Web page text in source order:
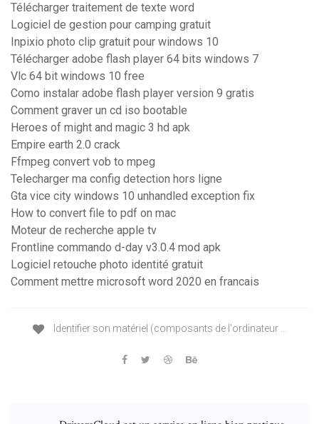
Télécharger traitement de texte word
Logiciel de gestion pour camping gratuit
Inpixio photo clip gratuit pour windows 10
Télécharger adobe flash player 64 bits windows 7
Vlc 64 bit windows 10 free
Como instalar adobe flash player version 9 gratis
Comment graver un cd iso bootable
Heroes of might and magic 3 hd apk
Empire earth 2.0 crack
Ffmpeg convert vob to mpeg
Telecharger ma config detection hors ligne
Gta vice city windows 10 unhandled exception fix
How to convert file to pdf on mac
Moteur de recherche apple tv
Frontline commando d-day v3.0.4 mod apk
Logiciel retouche photo identité gratuit
Comment mettre microsoft word 2020 en francais
Identifier son matériel (composants de l'ordinateur ...